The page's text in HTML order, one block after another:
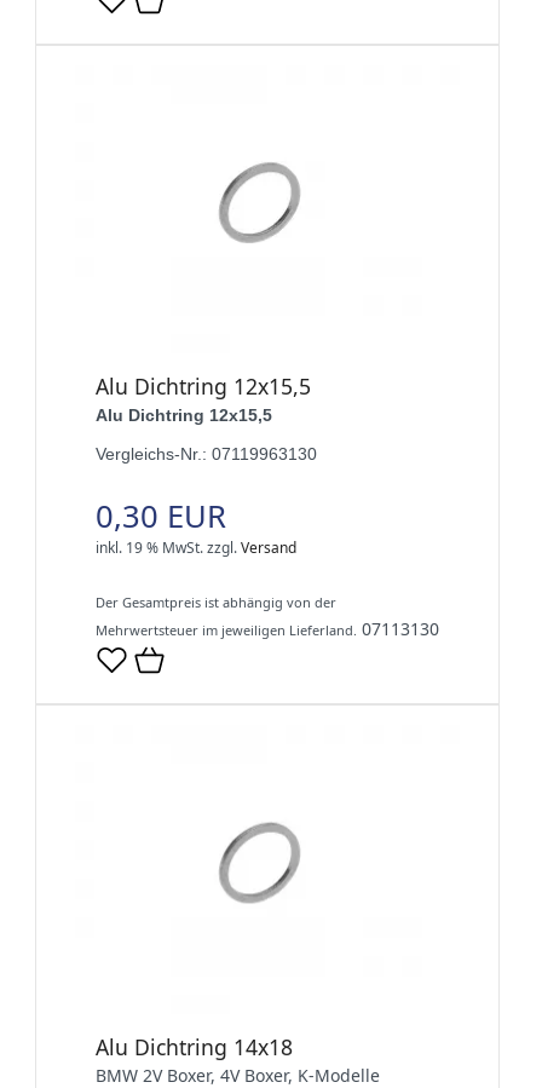
Alu Dichtring 12x15,5
Alu Dichtring 12x15,5
Vergleichs-Nr.: 07119963130
0,30 EUR
inkl. 19 % MwSt.zzgl.Versand
Der Gesamtpreis ist abhängig von der
Mehrwertsteuer im jeweiligen Lieferland. 07113130
Alu Dichtring 14x18
BMW 2V Boxer, 4V Boxer, K-Modelle